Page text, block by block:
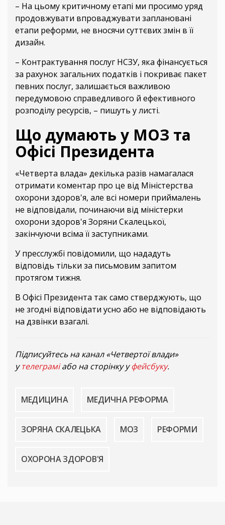
– На цьому критичному етапі ми просимо уряд
продовжувати впроваджувати заплановані
етапи реформи, не вносячи суттєвих змін в її
дизайн.
– Контрактування послуг НСЗУ, яка фінансується
за рахунок загальних податків і покриває пакет
певних послуг, залишається важливою
передумовою справедливого й ефективного
розподілу ресурсів, – пишуть у листі.
Що думають у МОЗ та
Офісі Президента
«Четверта влада» декілька разів намагалася
отримати коментар про це від Міністерства
охорони здоров'я, але всі номери приймалень
не відповідали, починаючи від міністерки
охорони здоров'я Зоряни Скалецької,
закінчуючи всіма її заступниками.
У пресслужбі повідомили, що нададуть
відповідь тільки за письмовим запитом
протягом тижня.
В Офісі Президента так само стверджують, що
не згодні відповідати усно або не відповідають
на дзвінки взагалі.
Підписуйтесь на канал «Четвертої влади»
утелеграміабо на сторінку уфейсбуку.
МЕДИЦИНА МЕДИЧНА РЕФОРМА
ЗОРЯНА СКАЛЕЦЬКА МОЗ РЕФОРМИ
ОХОРОНА ЗДОРОВ'Я